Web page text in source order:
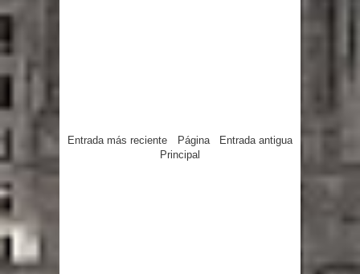
Entrada más reciente Entrada antigua
Página
Principal